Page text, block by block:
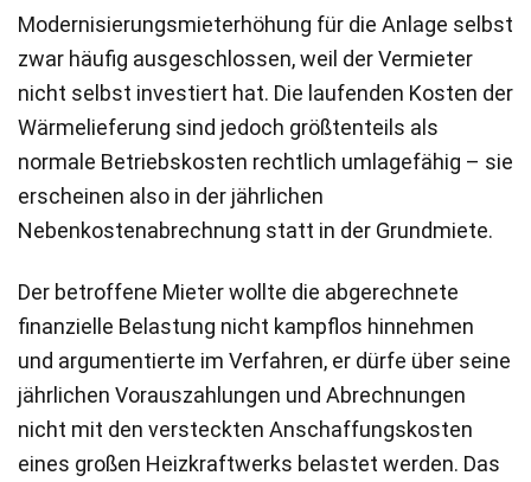
Modernisierungsmieterhöhung für die Anlage selbst
zwar häufig ausgeschlossen, weil der Vermieter
nicht selbst investiert hat. Die laufenden Kosten der
Wärmelieferung sind jedoch größtenteils als
normale Betriebskosten rechtlich umlagefähig – sie
erscheinen also in der jährlichen
Nebenkostenabrechnung statt in der Grundmiete.
Der betroffene Mieter wollte die abgerechnete
finanzielle Belastung nicht kampflos hinnehmen
und argumentierte im Verfahren, er dürfe über seine
jährlichen Vorauszahlungen und Abrechnungen
nicht mit den versteckten Anschaffungskosten
eines großen Heizkraftwerks belastet werden. Das